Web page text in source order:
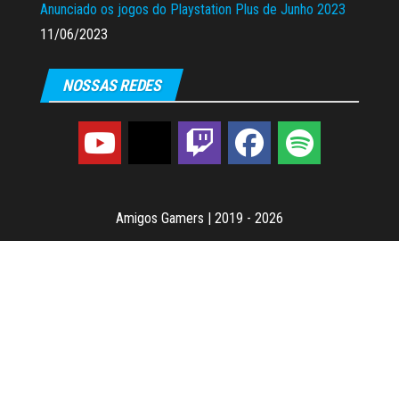
Anunciado os jogos do Playstation Plus de Junho 2023
11/06/2023
NOSSAS REDES
Amigos Gamers 2019 - 2026